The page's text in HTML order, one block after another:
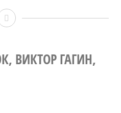
Марина
Виктор
ВИКТОР ГАГИН,